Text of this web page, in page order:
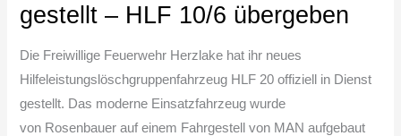
gestellt – HLF 10/6 übergeben
Die Freiwillige Feuerwehr Herzlake hat ihr neues
Hilfeleistungslöschgruppenfahrzeug HLF 20 offiziell in Dienst
gestellt. Das moderne Einsatzfahrzeug wurde
von Rosenbauer auf einem Fahrgestell von MAN aufgebaut